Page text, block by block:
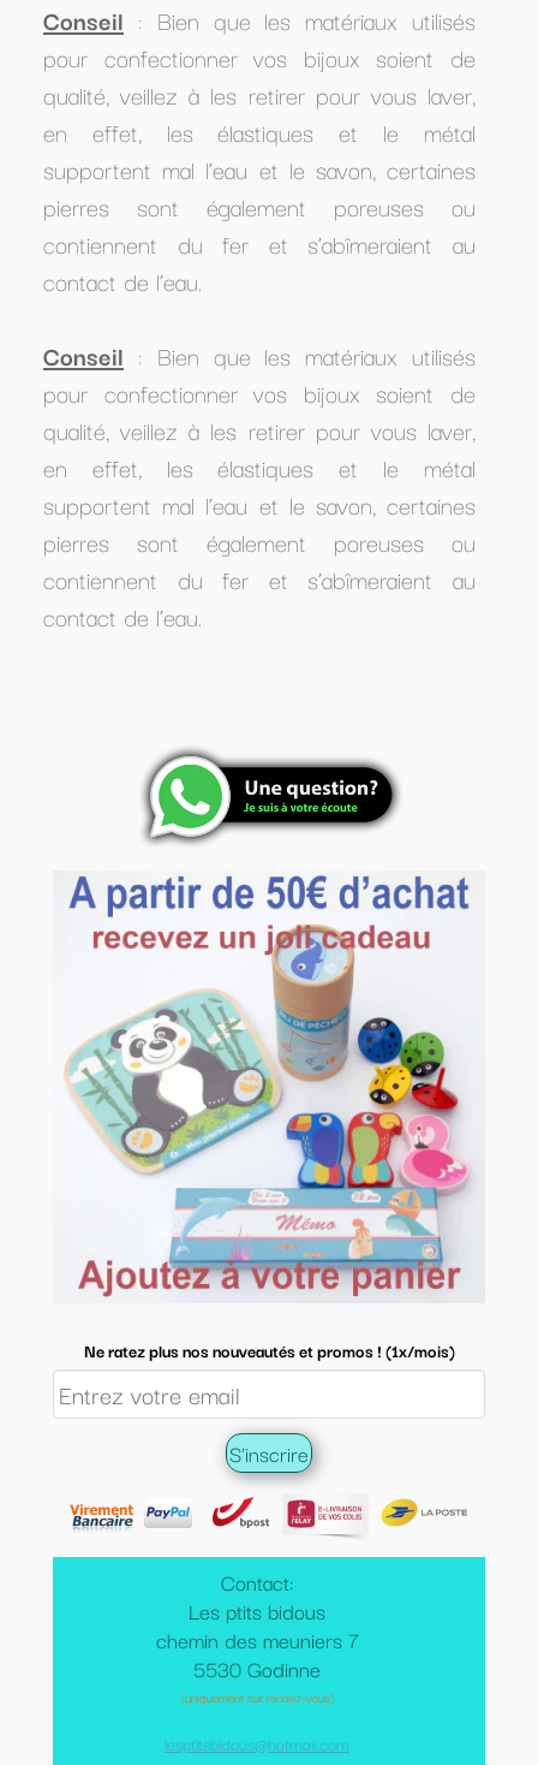
Contact:
Les ptits bidous
chemin des meuniers 7
5530 Godinne
(uniquement sur rendez-vous)
lesptitsbidous@hotmail.com
Ne ratez plus nos nouveautés et promos ! (1x/mois)
Conseil : Bien que les matériaux utilisés
pour confectionner vos bijoux soient de
qualité, veillez à les retirer pour vous laver,
en effet, les élastiques et le métal
supportent mal l’eau et le savon, certaines
pierres sont également poreuses ou
contiennent du fer et s’abîmeraient au
contact de l’eau.
Conseil : Bien que les matériaux utilisés
pour confectionner vos bijoux soient de
qualité, veillez à les retirer pour vous laver,
en effet, les élastiques et le métal
supportent mal l’eau et le savon, certaines
pierres sont également poreuses ou
contiennent du fer et s’abîmeraient au
contact de l’eau.